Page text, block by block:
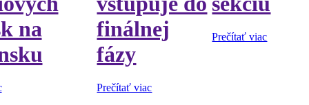
na
finálnej
fázy
Prečítať viac
Prečítať viac